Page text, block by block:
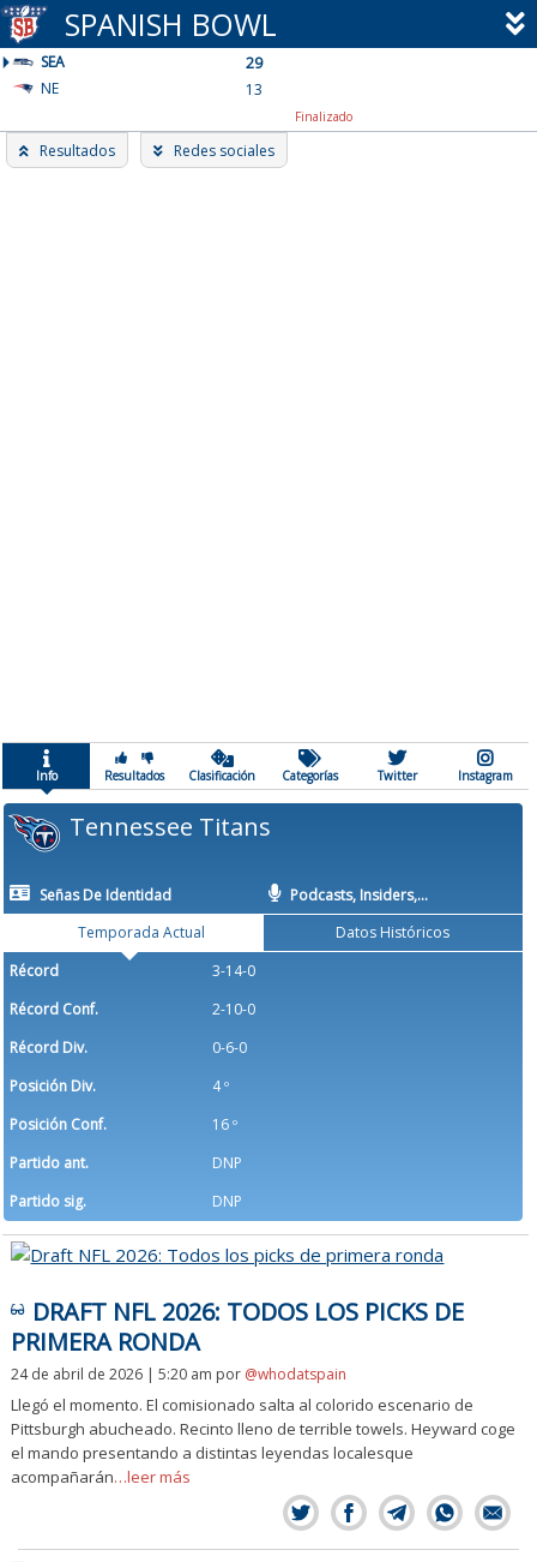
Skip
to
content
SPANISH BOWL
SEA
29
NE
13
Finalizado
Resultados Redes sociales
Info Resultados Clasificación Categorías Twitter Instagram
Tennessee Titans
Señas De Identidad
Podcasts, Insiders,...
Temporada Actual
Datos Históricos
Récord
3-14-0
Récord Conf.
2-10-0
Récord Div.
0-6-0
Posición Div.
4 º
Posición Conf.
16 º
Partido ant.
DNP
Partido sig.
DNP
DRAFT NFL 2026: TODOS LOS PICKS DE
PRIMERA RONDA
24 de abril de 2026 | 5:20 am por @whodatspain
Llegó el momento. El comisionado salta al colorido escenario de
Pittsburgh abucheado. Recinto lleno de terrible towels. Heyward coge
el mando presentando a distintas leyendas localesque
acompañarán…leer más